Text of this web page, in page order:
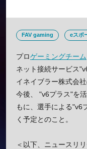
FAV gaming eスポ
プロゲーミングチーム
ネット接続サービス
イネイブラー株式会
今後、 "v6プラス"を
もに、選手による"v6
く予定とのこと。
＜以下、ニュースリ